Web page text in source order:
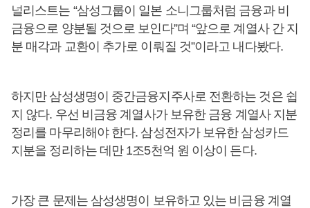
널리스트는 “삼성그룹이 일본 소니그룹처럼 금융과 비
금융으로 양분될 것으로 보인다”며 “앞으로 계열사 간 지
분 매각과 교환이 추가로 이뤄질 것”이라고 내다봤다.
하지만 삼성생명이 중간금융지주사로 전환하는 것은 쉽
지 않다. 우선 비금융 계열사가 보유한 금융 계열사 지분
정리를 마무리해야 한다. 삼성전자가 보유한 삼성카드
지분을 정리하는 데만 1조5천억 원 이상이 든다.
가장 큰 문제는 삼성생명이 보유하고 있는 비금융 계열